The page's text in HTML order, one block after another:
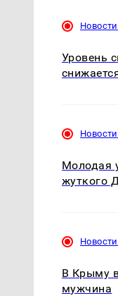
Уровень
Молодая
жуткого
В Крыму
мужчина